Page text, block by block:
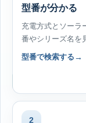
型番が分かる
充電方式とソーラ
番やシリーズ名を
型番で検索する
2